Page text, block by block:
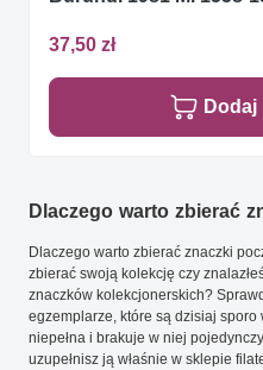
37,50 zł
Dlaczego warto zbierać
Dlaczego warto zbierać znaczki
zbierać swoją kolekcję czy
znaczków kolekcjonerskich?
egzemplarze, które są dzisiaj
niepełna i brakuje w niej
uzupełnisz ją właśnie w sklepie